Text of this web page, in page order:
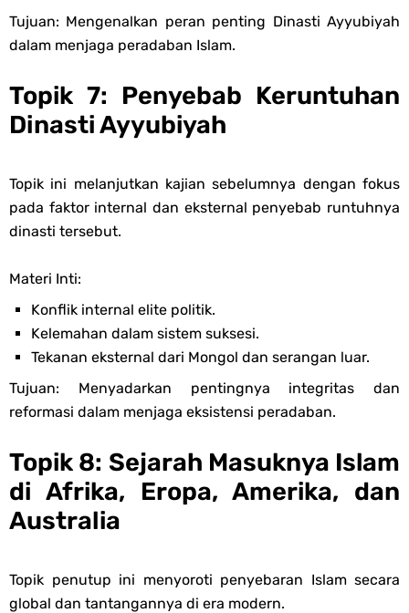
Tujuan: Mengenalkan peran penting Dinasti Ayyubiyah
dalam menjaga peradaban Islam.
Topik 7: Penyebab Keruntuhan
Dinasti Ayyubiyah
Topik ini melanjutkan kajian sebelumnya dengan fokus
pada faktor internal dan eksternal penyebab runtuhnya
dinasti tersebut.
Materi Inti:
Konflik internal elite politik.
Kelemahan dalam sistem suksesi.
Tekanan eksternal dari Mongol dan serangan luar.
Tujuan: Menyadarkan pentingnya integritas dan
reformasi dalam menjaga eksistensi peradaban.
Topik 8: Sejarah Masuknya Islam
di Afrika, Eropa, Amerika, dan
Australia
Topik penutup ini menyoroti penyebaran Islam secara
global dan tantangannya di era modern.